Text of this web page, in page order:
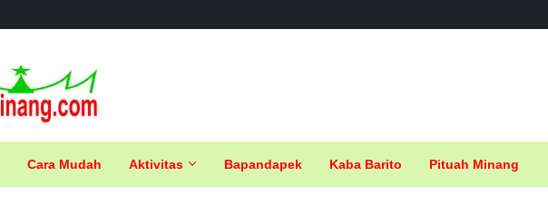
Cara Mudah Aktivitas Bapandapek Kaba Barito Pituah Minang